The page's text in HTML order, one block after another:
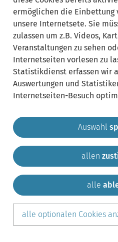
Gemeinde Krailling
Sitemap
teilen
ermöglichen die Einbettung
unsere Internetsete. Sie
zulassen um z.B. Videos,
Veranstaltungen zu sehen
Internetseiten vorlesen zu
Statistikdienst erfassen wir
Auswertungen und
Internetseiten-Besuch
Auswahl
allen
alle
alle optionalen Cookies